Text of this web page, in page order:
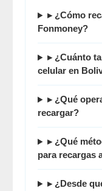
▸ ¿Cómo
Fonmoney?
▸ ¿Cuánto
celular en
▸ ¿Qué
recargar?
▸ ¿Qué
para recargas
▸ ¿Desde